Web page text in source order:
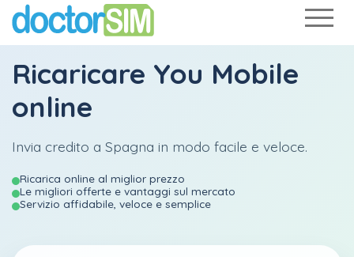
Ricaricare You Mobile
online
Invia credito a Spagna in modo facile e veloce.
Ricarica online al miglior prezzo
Le migliori offerte e vantaggi sul mercato
Servizio affidabile, veloce e semplice